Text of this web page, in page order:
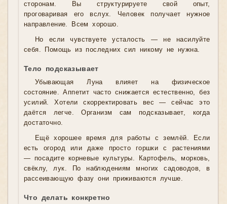
сторонам. Вы структурируете свой опыт,
проговаривая его вслух. Человек получает нужное
направление. Всем хорошо.
Но если чувствуете усталость — не насилуйте
себя. Помощь из последних сил никому не нужна.
Тело подсказывает
Убывающая Луна влияет на физическое
состояние. Аппетит часто снижается естественно, без
усилий. Хотели скорректировать вес — сейчас это
даётся легче. Организм сам подсказывает, когда
достаточно.
Ещё хорошее время для работы с землёй. Если
есть огород или даже просто горшки с растениями
— посадите корневые культуры. Картофель, морковь,
свёклу, лук. По наблюдениям многих садоводов, в
рассеивающую фазу они приживаются лучше.
Что делать конкретно